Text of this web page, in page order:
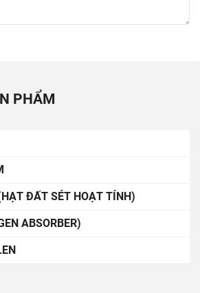
PHẨM
ĐẤT SÉT HOẠT TÍNH)
ABSORBER)